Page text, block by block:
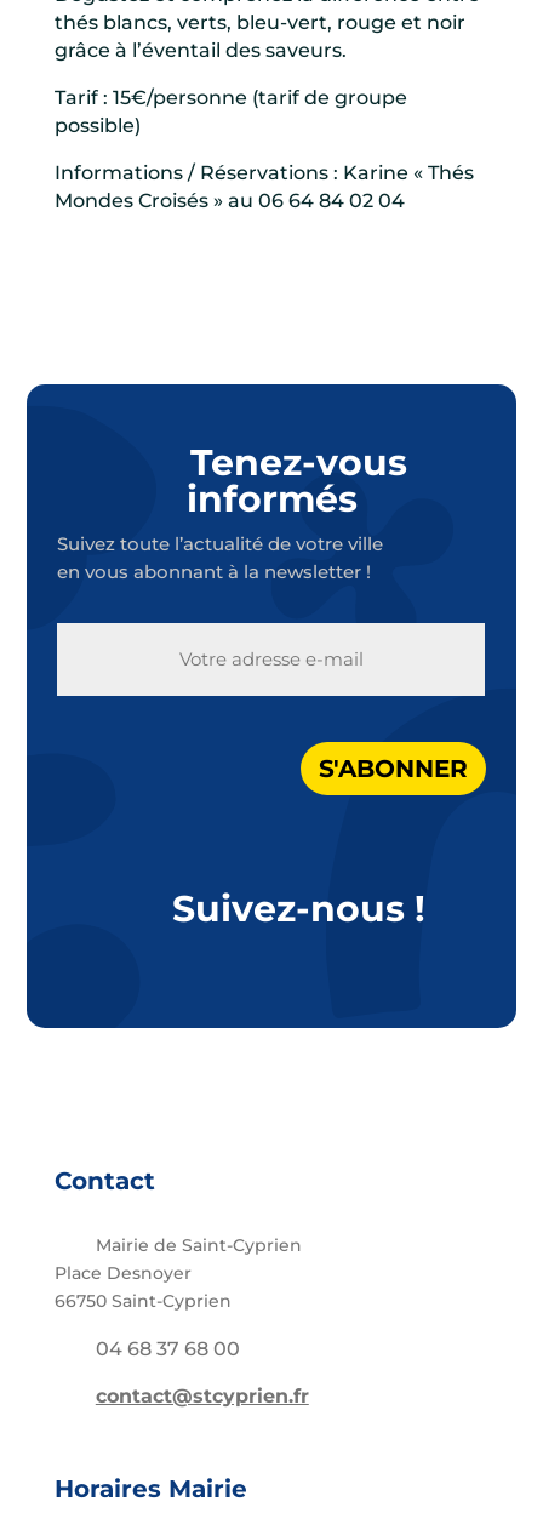
thés blancs, verts, bleu-vert, rouge et noir
grâce à l’éventail des saveurs.
Tarif : 15€/personne (tarif de groupe
possible)
Informations / Réservations : Karine « Thés
Mondes Croisés » au 06 64 84 02 04
Tenez-vous
informés
Suivez toute l’actualité de votre ville
en vous abonnant à la newsletter !
S'ABONNER
Suivez-nous !
Contact
Mairie de Saint-Cyprien
Place Desnoyer
66750 Saint-Cyprien
04 68 37 68 00
contact@stcyprien.fr
Horaires Mairie